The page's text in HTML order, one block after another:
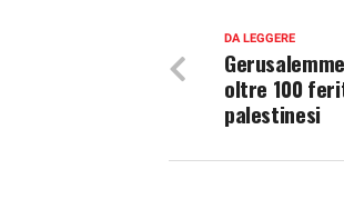
DA LEGGERE
oltre 100
palestinesi